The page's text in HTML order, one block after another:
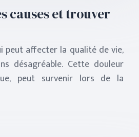
causes et trouver
peut affecter la qualité de vie,
désagréable. Cette douleur
peut survenir lors de la